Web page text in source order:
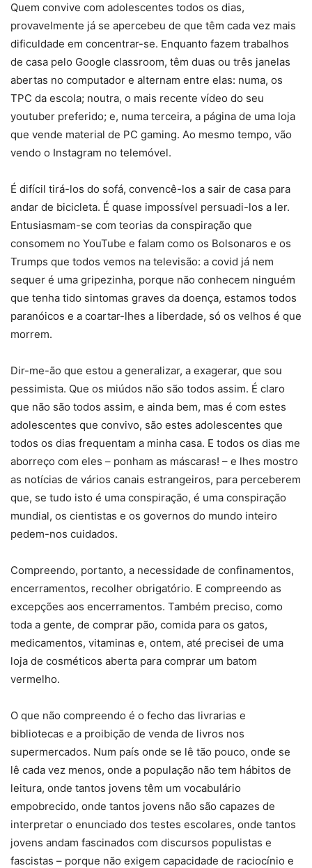
Quem convive com adolescentes todos os dias,
provavelmente já se apercebeu de que têm cada vez mais
dificuldade em concentrar-se. Enquanto fazem trabalhos
de casa pelo Google classroom, têm duas ou três janelas
abertas no computador e alternam entre elas: numa, os
TPC da escola; noutra, o mais recente vídeo do seu
youtuber preferido; e, numa terceira, a página de uma loja
que vende material de PC gaming. Ao mesmo tempo, vão
vendo o Instagram no telemóvel.
É difícil tirá-los do sofá, convencê-los a sair de casa para
andar de bicicleta. É quase impossível persuadi-los a ler.
Entusiasmam-se com teorias da conspiração que
consomem no YouTube e falam como os Bolsonaros e os
Trumps que todos vemos na televisão: a covid já nem
sequer é uma gripezinha, porque não conhecem ninguém
que tenha tido sintomas graves da doença, estamos todos
paranóicos e a coartar-lhes a liberdade, só os velhos é que
morrem.
Dir-me-ão que estou a generalizar, a exagerar, que sou
pessimista. Que os miúdos não são todos assim. É claro
que não são todos assim, e ainda bem, mas é com estes
adolescentes que convivo, são estes adolescentes que
todos os dias frequentam a minha casa. E todos os dias me
aborreço com eles – ponham as máscaras! – e lhes mostro
as notícias de vários canais estrangeiros, para perceberem
que, se tudo isto é uma conspiração, é uma conspiração
mundial, os cientistas e os governos do mundo inteiro
pedem-nos cuidados.
Compreendo, portanto, a necessidade de confinamentos,
encerramentos, recolher obrigatório. E compreendo as
excepções aos encerramentos. Também preciso, como
toda a gente, de comprar pão, comida para os gatos,
medicamentos, vitaminas e, ontem, até precisei de uma
loja de cosméticos aberta para comprar um batom
vermelho.
O que não compreendo é o fecho das livrarias e
bibliotecas e a proibição de venda de livros nos
supermercados. Num país onde se lê tão pouco, onde se
lê cada vez menos, onde a população não tem hábitos de
leitura, onde tantos jovens têm um vocabulário
empobrecido, onde tantos jovens não são capazes de
interpretar o enunciado dos testes escolares, onde tantos
jovens andam fascinados com discursos populistas e
fascistas – porque não exigem capacidade de raciocínio e